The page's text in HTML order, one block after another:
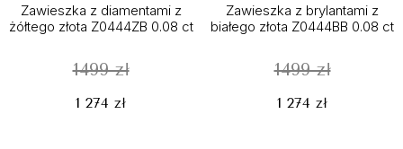
Zawieszka z diamentami z
żółtego złota Z0444ZB 0.08 ct
1499 zł
1 274 zł
Zawieszka z brylantami z
białego złota Z0444BB 0.08 ct
1499 zł
1 274 zł